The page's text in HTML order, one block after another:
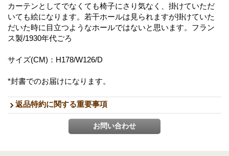
カーテンとしてでなくても椅子にさり気なく、掛けていただ
いても絵になります。若干ホールは見られますが掛けていた
だいた時に目立つようなホールではないと思います。フラン
ス製/1930年代ごろ
サイズ(CM)：H178/W126/D
*封書でのお届けになります。
返品特約に関する重要事項